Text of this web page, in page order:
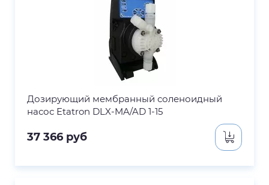
Дозирующий мембранный соленоидный
насос Etatron DLX-MA/AD 1-15
37 366 руб